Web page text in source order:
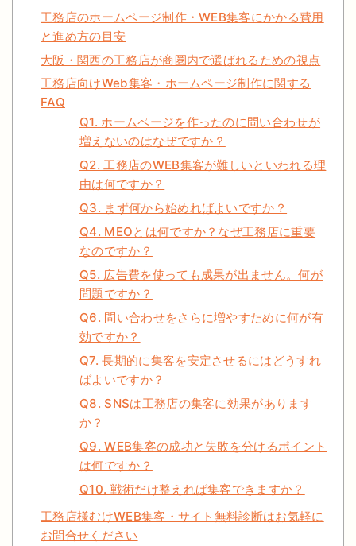
工務店のホームページ制作・WEB集客にかかる費用
と進め方の目安
大阪・関西の工務店が商圏内で選ばれるための視点
工務店向けWeb集客・ホームページ制作に関する
FAQ
Q1. ホームページを作ったのに問い合わせが
増えないのはなぜですか？
Q2. 工務店のWEB集客が難しいといわれる理
由は何ですか？
Q3. まず何から始めればよいですか？
Q4. MEOとは何ですか？なぜ工務店に重要
なのですか？
Q5. 広告費を使っても成果が出ません。何が
問題ですか？
Q6. 問い合わせをさらに増やすために何が有
効ですか？
Q7. 長期的に集客を安定させるにはどうすれ
ばよいですか？
Q8. SNSは工務店の集客に効果があります
か？
Q9. WEB集客の成功と失敗を分けるポイント
は何ですか？
Q10. 戦術だけ整えれば集客できますか？
工務店様むけWEB集客・サイト無料診断はお気軽に
お問合せください